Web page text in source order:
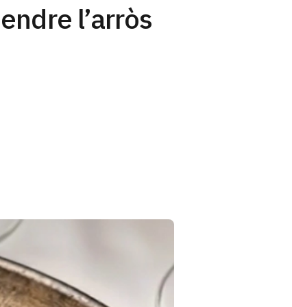
l’arròs